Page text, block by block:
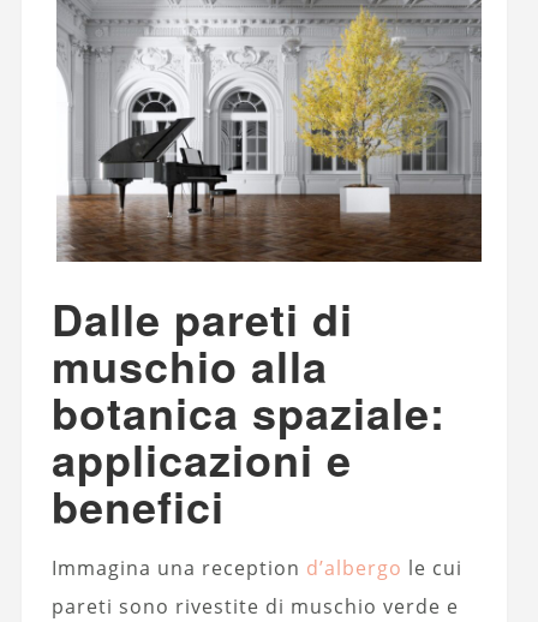
Dalle pareti di
muschio alla
botanica spaziale:
applicazioni e
benefici
Immagina una reception d’albergo le cui
pareti sono rivestite di muschio verde e